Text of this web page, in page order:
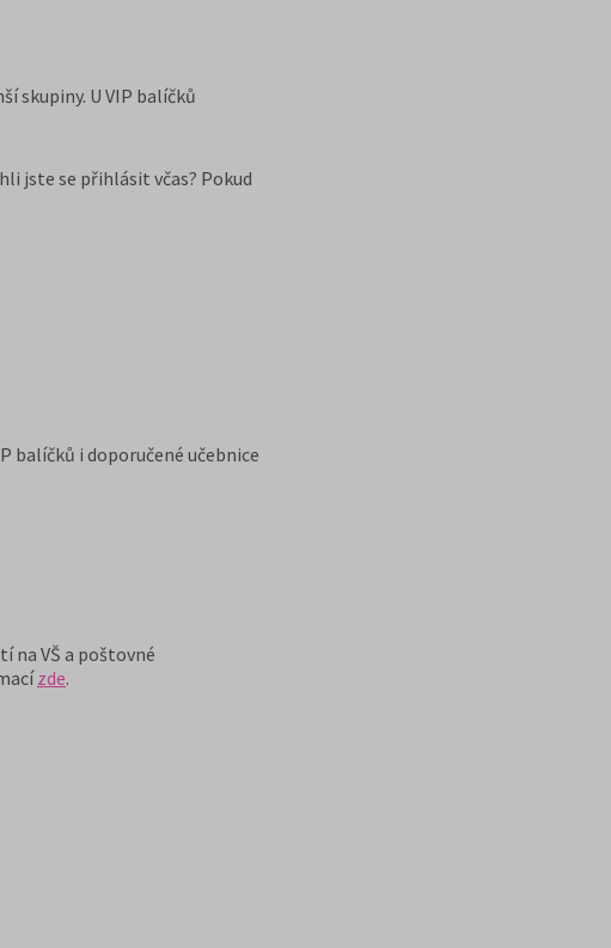
skupiny. U VIP balíčků
jste se přihlásit včas? Pokud
balíčků i doporučené učebnice
na VŠ a poštovné
zde.